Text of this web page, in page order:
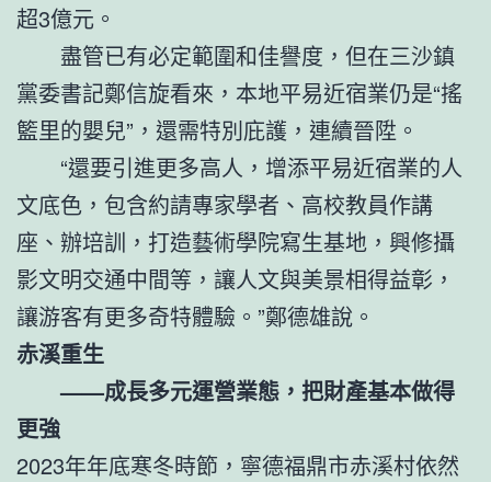
超3億元。
盡管已有必定範圍和佳譽度，但在三沙鎮
黨委書記鄭信旋看來，本地平易近宿業仍是“搖
籃里的嬰兒”，還需特別庇護，連續晉陞。
“還要引進更多高人，增添平易近宿業的人
文底色，包含約請專家學者、高校教員作講
座、辦培訓，打造藝術學院寫生基地，興修攝
影文明交通中間等，讓人文與美景相得益彰，
讓游客有更多奇特體驗。”鄭德雄說。
赤溪重生
——成長多元運營業態，把財產基本做得
更強
2023年年底寒冬時節，寧德福鼎市赤溪村依然